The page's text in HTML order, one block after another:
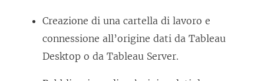
l
e
g
Creazione di una cartella di lavoro e
connessione all’origine dati da Tableau
Desktop o da Tableau Server.